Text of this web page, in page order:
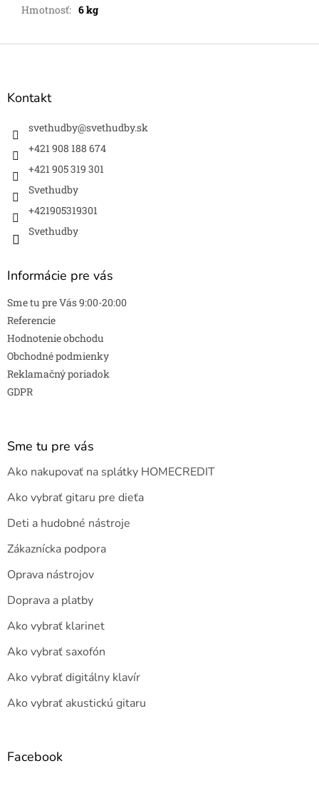
Hmotnosť: 6 kg
Z
Kontakt
svethudby@svethudby.sk
+421 908 188 674
+421 905 319 301
Svethudby
+421905319301
Svethudby
Informácie pre vás
Sme tu pre Vás 9:00-20:00
Referencie
Hodnotenie obchodu
Obchodné podmienky
Reklamačný poriadok
GDPR
Sme tu pre vás
Ako nakupovať na splátky HOMECREDIT
Ako vybrať gitaru pre dieťa
Deti a hudobné nástroje
Zákaznícka podpora
Oprava nástrojov
Doprava a platby
Ako vybrať klarinet
Ako vybrať saxofón
Ako vybrať digitálny klavír
Ako vybrať akustickú gitaru
Facebook